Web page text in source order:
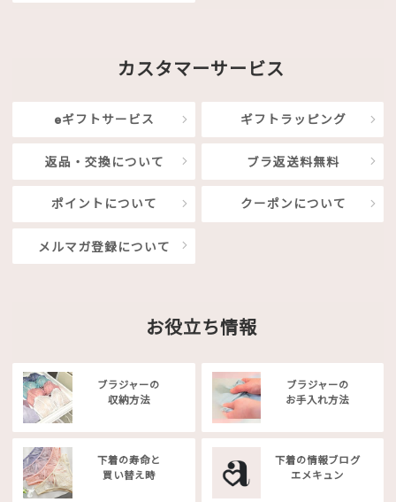
カスタマーサービス
eギフトサービス ギフトラッピング
返品・交換について ブラ返送料無料
ポイントについて クーポンについて
メルマガ登録について
お役立ち情報
ブラジャーの
収納方法
ブラジャーの
お手入れ方法
下着の寿命と
買い替え時
下着の情報ブログ
エメキュン